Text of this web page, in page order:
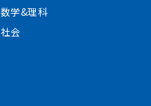
数学&理科
社会